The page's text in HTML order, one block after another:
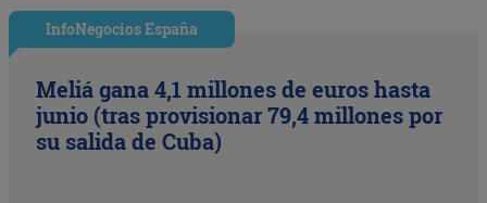
InfoNegocios España
Meliá gana 4,1 millones de euros hasta
junio (tras provisionar 79,4 millones por
su salida de Cuba)